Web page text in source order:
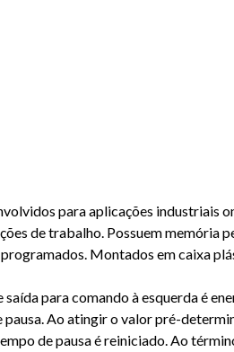
para aplicações industriais
de trabalho. Possuem memória
Montados em caixa
para comando à esquerda é
Ao atingir o valor pré-
de pausa é reiniciado. Ao